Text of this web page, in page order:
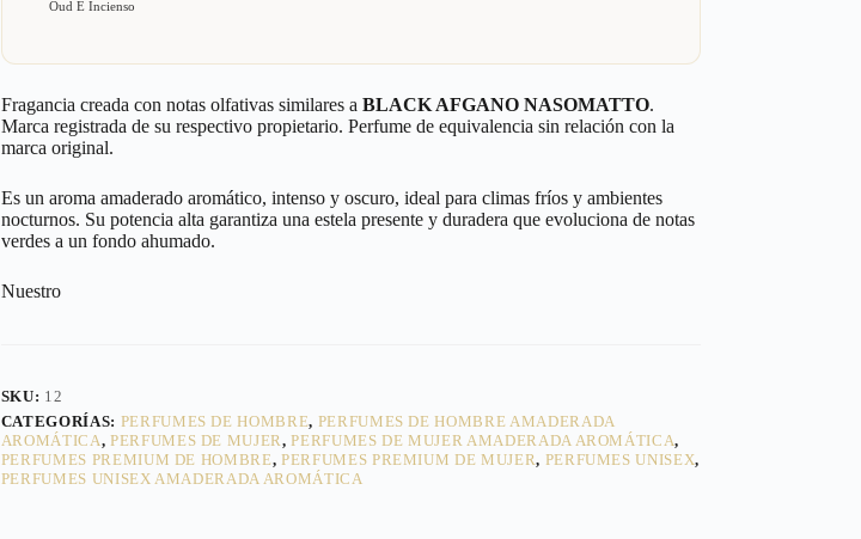
Oud E Incienso
Fragancia creada con notas olfativas similares a BLACK AFGANO NASOMATTO.
Marca registrada de su respectivo propietario. Perfume de equivalencia sin relación con la
marca original.
Es un aroma amaderado aromático, intenso y oscuro, ideal para climas fríos y ambientes
nocturnos. Su potencia alta garantiza una estela presente y duradera que evoluciona de notas
verdes a un fondo ahumado.
Nuestro
SKU: 12
CATEGORÍAS: PERFUMES DE HOMBRE, PERFUMES DE HOMBRE AMADERADA
AROMÁTICA, PERFUMES DE MUJER,PERFUMES DE MUJER AMADERADA AROMÁTICA,
PERFUMES PREMIUM DE HOMBRE,PERFUMES PREMIUM DE MUJER, PERFUMES UNISEX,
PERFUMES UNISEX AMADERADA AROMÁTICA